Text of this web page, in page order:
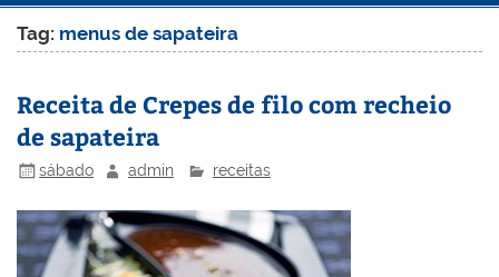
Tag: menus de sapateira
Receita de Crepes de filo com recheio
de sapateira
sábado admin receitas